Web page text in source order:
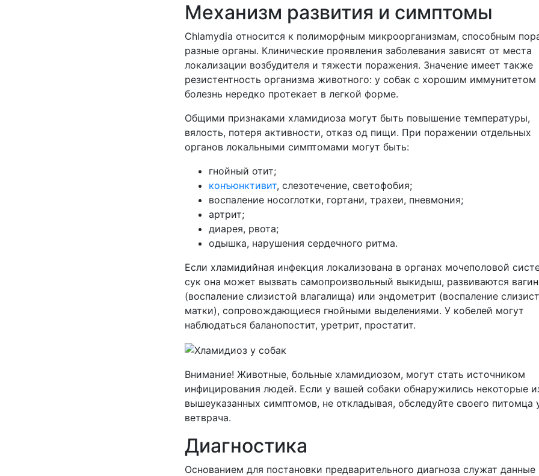
Механизм развития и симптомы
Chlamydia относится к полиморфным микроорганизмам, способным
разные органы. Клинические проявления заболевания зависят от места
локализации возбудителя и тяжести поражения. Значение имеет также
резистентность организма животного: у собак с хорошим иммунитетом
болезнь нередко протекает в легкой форме.
Общими признаками хламидиоза могут быть повышение температуры,
вялость, потеря активности, отказ од пищи. При поражении отдельных
органов локальными симптомами могут быть:
гнойный отит;
конъюнктивит, слезотечение, светофобия;
воспаление носоглотки, гортани, трахеи, пневмония;
артрит;
диарея, рвота;
одышка, нарушения сердечного ритма.
Если хламидийная инфекция локализована в органах мочеполовой
сук она может вызвать самопроизвольный выкидыш, развиваются
(воспаление слизистой влагалища) или эндометрит (воспаление
матки), сопровождающиеся гнойными выделениями. У кобелей могут
наблюдаться баланопостит, уретрит, простатит.
Внимание! Животные, больные хламидиозом, могут стать источником
инфицирования людей. Если у вашей собаки обнаружились некоторые
вышеуказанных симптомов, не откладывая, обследуйте своего питомца
ветврача.
Диагностика
Основанием для постановки предварительного диагноза служат данные